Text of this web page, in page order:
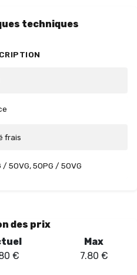
un rendu optimal.
techniques
frais
/ 50VG, 50PG / 50VG
des prix
€
Max
7.80 €